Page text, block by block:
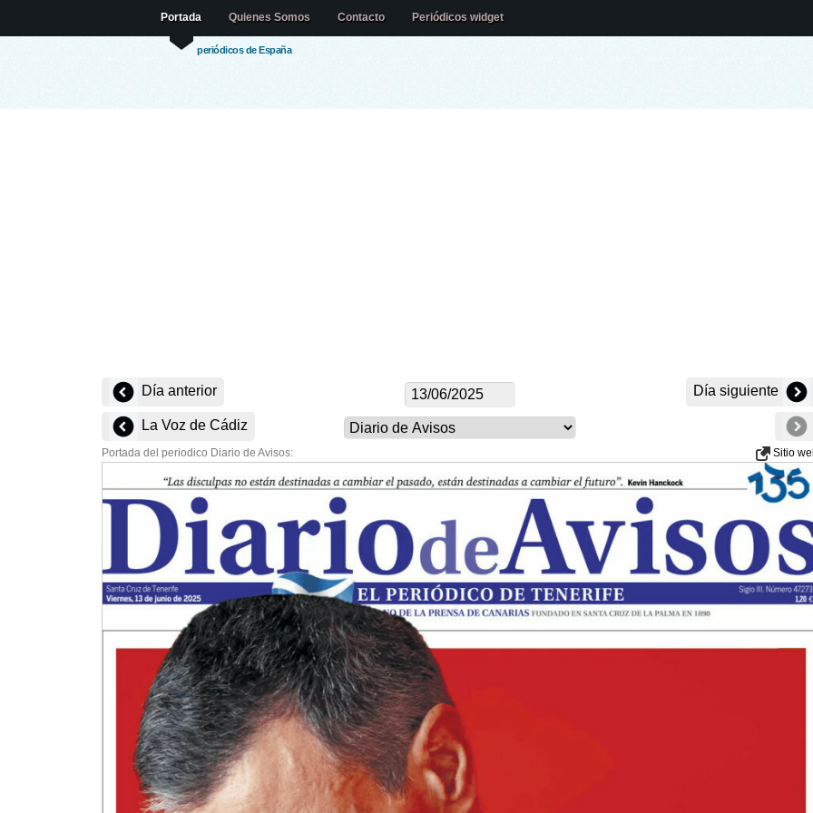
periódicos de España
Portada Quienes Somos Contacto Periódicos widget
Día anterior Día siguiente
La Voz de Cádiz
Portada del periodico Diario de Avisos: Sitio